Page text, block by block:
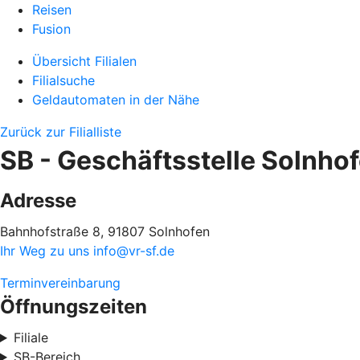
Reisen
Fusion
Übersicht Filialen
Filialsuche
Geldautomaten in der Nähe
Zurück zur Filialliste
SB - Geschäftsstelle
Adresse
Bahnhofstraße 8, 91807 Solnhofen
Ihr Weg zu uns info@vr-sf.de
Terminvereinbarung
Öffnungszeiten
Filiale
SB-Bereich